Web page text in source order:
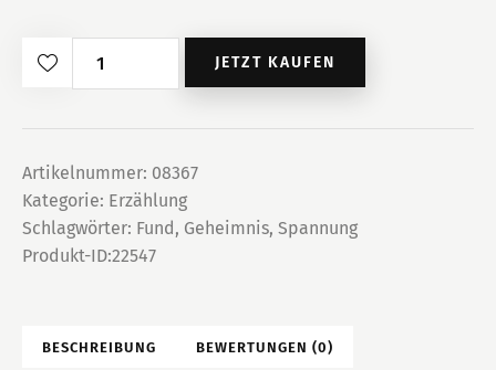
Der
Sport
Menge
JETZT KAUFEN
Artikelnummer: 08367
Kategorie: Erzählung
Schlagwörter: Fund, Geheimnis, Spannung
Produkt-ID:22547
BESCHREIBUNG BEWERTUNGEN (0)